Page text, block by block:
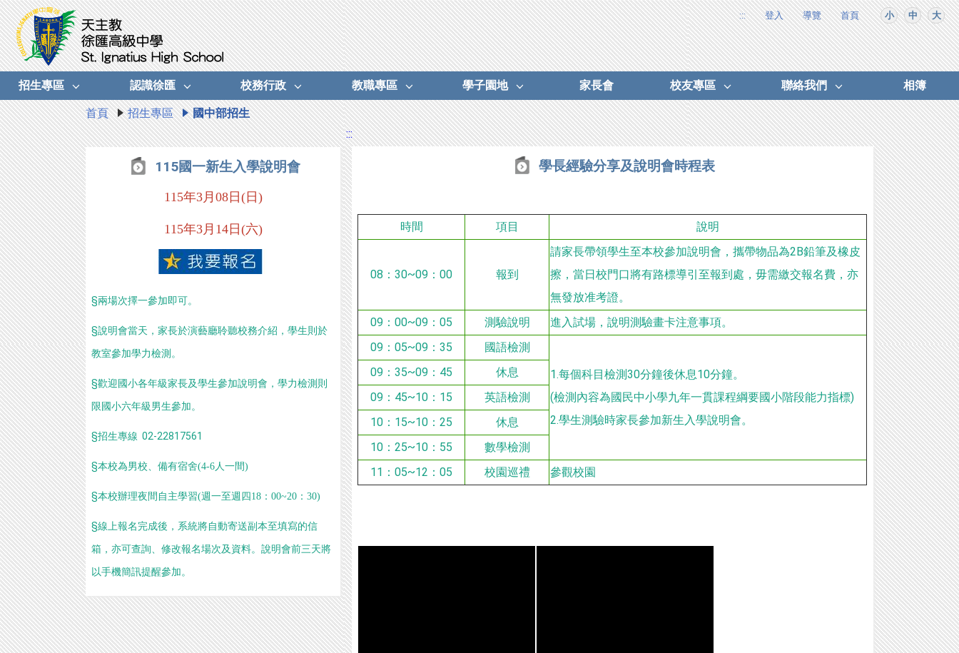
::: 登入 導覽 首頁 小 中 大
招生專區 認識徐匯 校務行政 教職專區 學子園地 家長會 校友專區 聯絡我們 相簿
首頁 招生專區 國中部招生
115國一新生入學說明會
115年3月08日(日)
115年3月14日(六)
§兩場次擇一參加即可。
§說明會當天，家長於演藝廳聆聽校務介紹，學生則於
教室參加學力檢測。
§歡迎國小各年級家長及學生參加說明會，學力檢測則
限國小六年級男生參加。
§招生專線 02-22817561
§本校為男校、備有宿舍(4-6人一間)
§本校辦理夜間自主學習(週一至週四18：00~20：30)
§線上報名完成後，系統將自動寄送副本至填寫的信
箱，亦可查詢、修改報名場次及資料。說明會前三天將
以手機簡訊提醒參加。
:::
學長經驗分享及說明會時程表
時間 項目 說明
08：30~09：00 報到
請家長帶領學生至本校參加說明會，攜帶物品為2B鉛筆及橡皮
擦，當日校門口將有路標導引至報到處，毋需繳交報名費，亦
無發放准考證。
09：00~09：05
測驗說明
進入試場，說明測驗畫卡注意事項。
09：05~09：35
國語檢測
1.每個科目檢測30分鐘後休息10分鐘。
(檢測內容為國民中小學九年一貫課程綱要國小階段能力指標)
2.學生測驗時家長參加新生入學說明會。
09：35~09：45
休息
09：45~10：15
英語檢測
10：15~10：25
休息
10：25~10：55
數學檢測
11：05~12：05
校園巡禮 參觀校園